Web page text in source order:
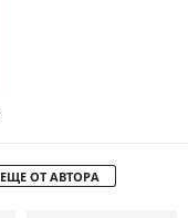
ЕЩЕ ОТ АВТОРА